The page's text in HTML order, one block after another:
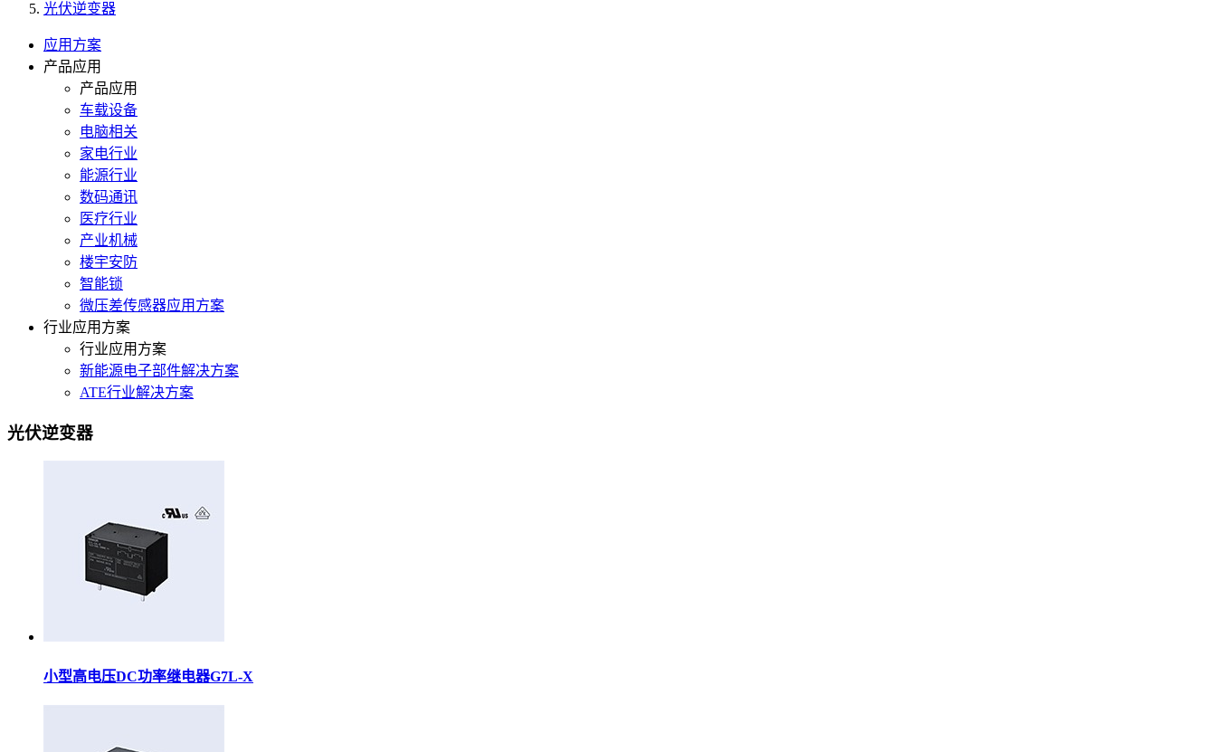
光伏逆变器
应用方案
产品应用
产品应用
车载设备
电脑相关
家电行业
能源行业
数码通讯
医疗行业
产业机械
楼宇安防
智能锁
微压差传感器应用方案
行业应用方案
行业应用方案
新能源电子部件解决方案
ATE行业解决方案
光伏逆变器
小型高电压DC功率继电器G7L-X